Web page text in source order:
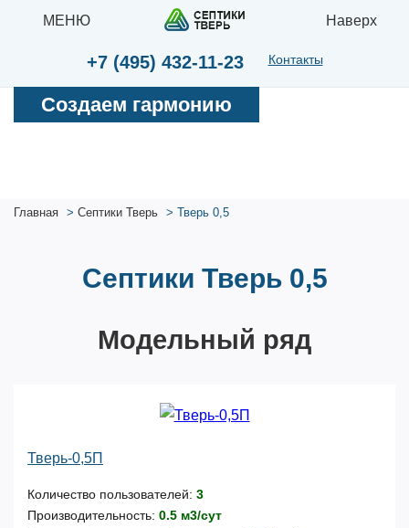
МЕНЮ Наверх
+7 (495) 432-11-23 Контакты
Создаем гармонию
Главная Септики Тверь Тверь 0,5
Септики Тверь 0,5
Модельный ряд
Тверь-0,5П
Количество пользователей: 3
Производительность: 0.5 м3/сут